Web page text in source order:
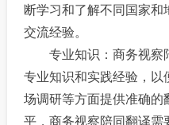
断学习和了解不同国家
交流经验。
专业知识：商务视察
专业知识和实践经验，
场调研等方面提供准确
平，商务视察陪同翻译